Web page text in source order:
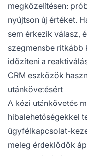
megközelítésen:
nyújtson új értéket.
sem érkezik válasz,
szegmensbe ritkább
időzíteni a
CRM eszközök
utánkövetésért
A kézi utánkövetés
hibalehetőségekkel
ügyfélkapcsolat-
meleg érdeklődők